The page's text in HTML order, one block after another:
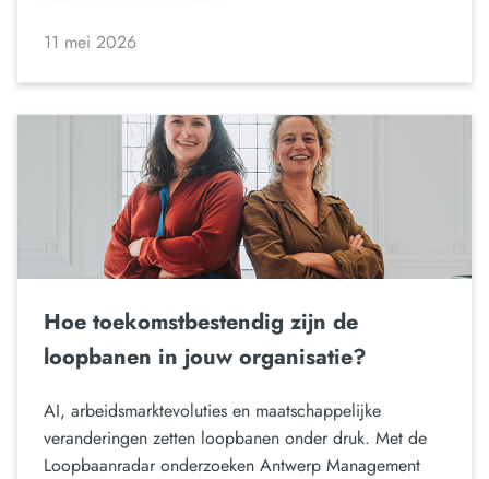
11 mei 2026
Hoe toekomstbestendig zijn de
loopbanen in jouw organisatie?
AI, arbeidsmarktevoluties en maatschappelijke
veranderingen zetten loopbanen onder druk. Met de
Loopbaanradar onderzoeken Antwerp Management